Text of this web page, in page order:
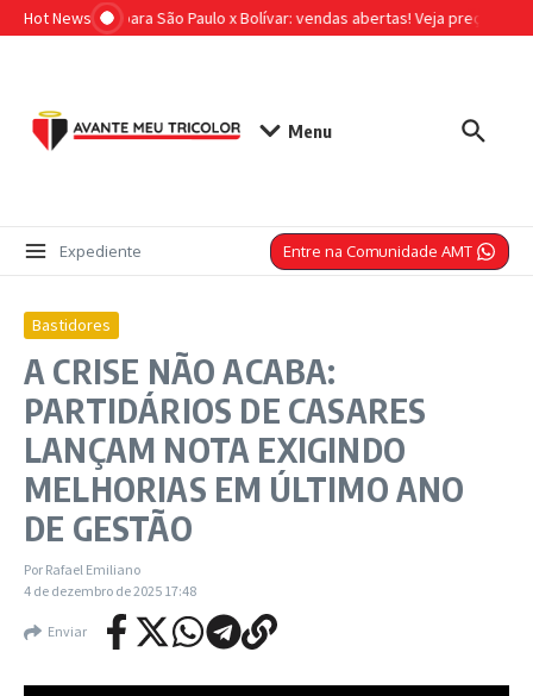
Ir para o conteúdo
Hot News
Ingressos para São Paulo x Bolívar: vendas abertas! Veja preços e
Menu
Expediente Entre na Comunidade AMT
Bastidores
A CRISE NÃO ACABA:
PARTIDÁRIOS DE CASARES
LANÇAM NOTA EXIGINDO
MELHORIAS EM ÚLTIMO ANO
DE GESTÃO
Por Rafael Emiliano
4 de dezembro de 2025 17:48
Enviar